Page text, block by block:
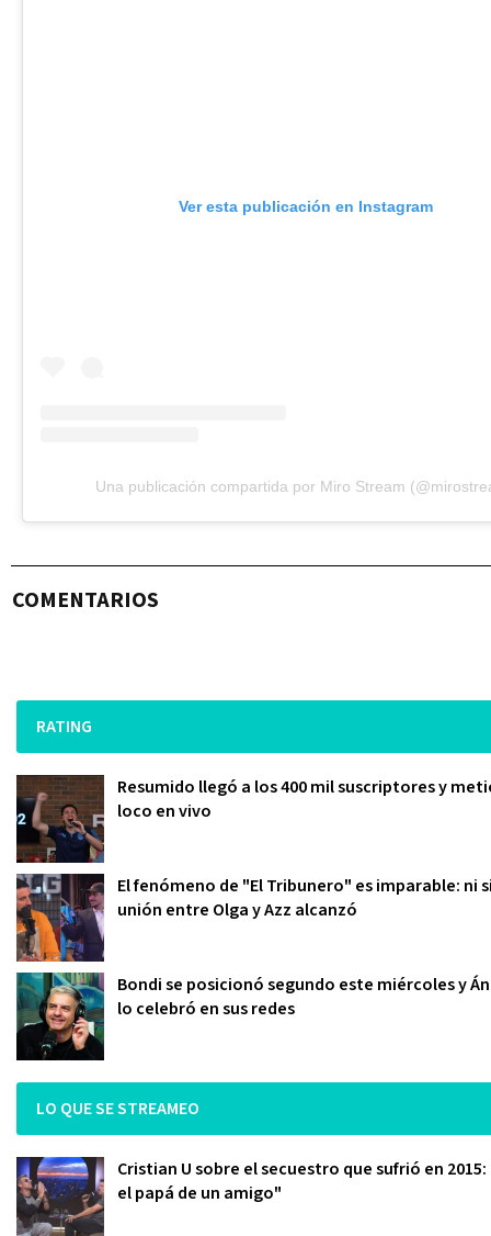
Ver esta publicación en Instagram
Una publicación compartida por Miro Stream
COMENTARIOS
RATING
Resumido llegó a los 400 mil suscriptores y
loco en vivo
El fenómeno de "El Tribunero" es imparable: ni
unión entre Olga y Azz alcanzó
Bondi se posicionó segundo este miércoles y
lo celebró en sus redes
LO QUE SE STREAMEO
Cristian U sobre el secuestro que sufrió en
el papá de un amigo"